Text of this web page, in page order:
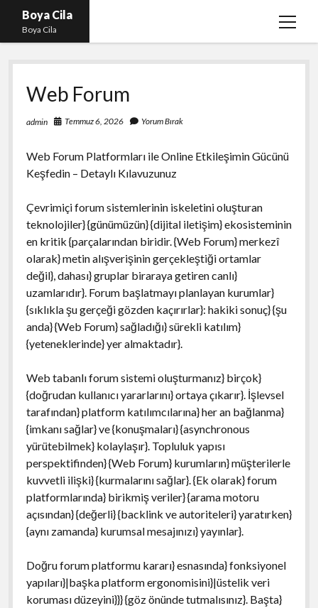
Boya Cila
Boya Cila
menüyü
En İyi Tiktok Takipçi Hilesi
Liste
Parasız Instagram Türk Takipçi Hilesi
Shorts Abone Arttırma Hilesi Parasız
Web Forum
admin Temmuz 6, 2026 Yorum Bırak
Web Forum Platformları ile Online Etkileşimin Gücünü
Keşfedin – Detaylı Kılavuzunuz
Çevrimiçi forum sistemlerinin iskeletini oluşturan
teknolojiler} {günümüzün} {dijital iletişim} ekosisteminin
en kritik {parçalarından biridir. {Web Forum} merkezî
olarak} metin alışverişinin gerçekleştiği ortamlar
değil}, dahası} gruplar biraraya getiren canlı}
uzamlarıdır}. Forum başlatmayı planlayan kurumlar}
{sıklıkla şu gerçeği gözden kaçırırlar}: hakiki sonuç} {şu
anda} {Web Forum} sağladığı} sürekli katılım}
{yeteneklerinde} yer almaktadır}.
Web tabanlı forum sistemi oluşturmanız} birçok}
{doğrudan kullanıcı yararlarını} ortaya çıkarır}. İşlevsel
tarafından} platform katılımcılarına} her an bağlanma}
{imkanı sağlar} ve {konuşmaları} {asynchronous
yürütebilmek} kolaylaşır}. Topluluk yapısı
perspektifinden} {Web Forum} kurumların} müşterilerle
kuvvetli ilişki} {kurmalarını sağlar}. {Ek olarak} forum
platformlarında} birikmiş veriler} {arama motoru
açısından} {değerli} {backlink ve autoriteleri} yaratırken}
{aynı zamanda} kurumsal mesajınızı} yayınlar}.
Doğru forum platformu kararı} esnasında} fonksiyonel
yapıları}|başka platform ergonomisini}|üstelik veri
koruması düzeyini}}} {göz önünde tutmalısınız}. Başta}